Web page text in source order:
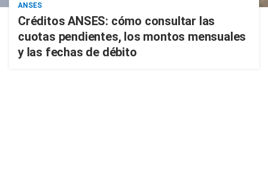
ANSES
Créditos ANSES: cómo consultar las
cuotas pendientes, los montos mensuales
y las fechas de débito